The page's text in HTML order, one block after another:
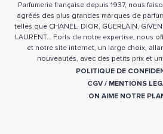
Parfumerie française depuis 1937, nous
agréés des plus grandes marques de
telles que CHANEL, DIOR, GUERLAIN,
LAURENT… Forts de notre expertise, nous
et notre site internet, un large choix,
nouveautés, avec des petits prix et
POLITIQUE DE
CGV / MENTIONS
ON AIME NOTRE